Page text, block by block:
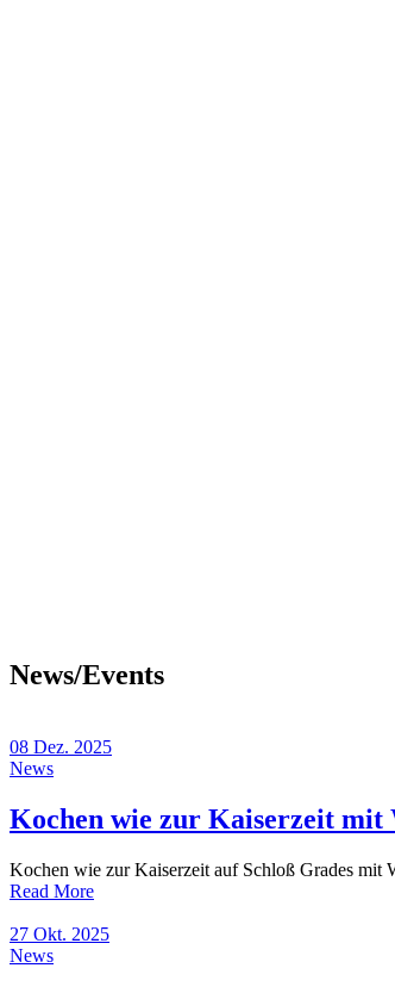
News/Events
08 Dez. 2025
News
Kochen wie zur Kaiserzeit
Kochen wie zur Kaiserzeit auf Schloß Grades mit
Read Moreabout
wie
27 Okt. 2025
News